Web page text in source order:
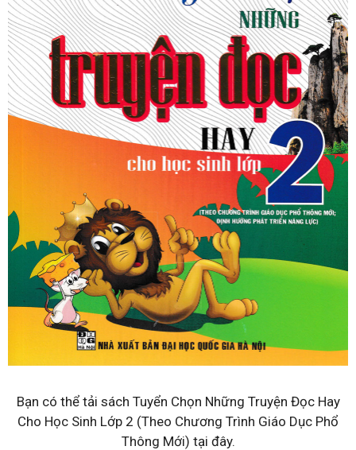
Bạn có thể tải sách Tuyển Chọn Những Truyện Đọc Hay
Cho Học Sinh Lớp 2 (Theo Chương Trình Giáo Dục Phổ
Thông Mới) tại đây.